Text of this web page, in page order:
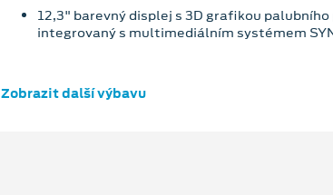
12,3" barevný displej s 3D grafikou
integrovaný s multimediálním systémem
Zobrazit další výbavu